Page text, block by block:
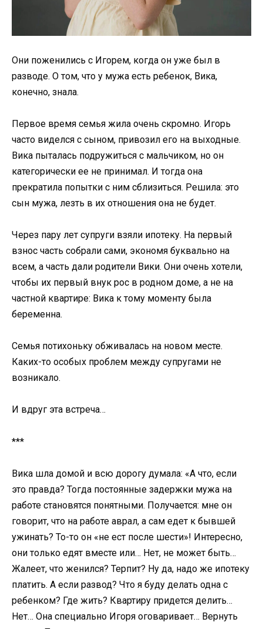
Они поженились с Игорем, когда он уже был в
разводе. О том, что у мужа есть ребенок, Вика,
конечно, знала.
Первое время семья жила очень скромно. Игорь
часто виделся с сыном, привозил его на выходные.
Вика пыталась подружиться с мальчиком, но он
категорически ее не принимал. И тогда она
прекратила попытки с ним сблизиться. Решила: это
сын мужа, лезть в их отношения она не будет.
Через пару лет супруги взяли ипотеку. На первый
взнос часть собрали сами, экономя буквально на
всем, а часть дали родители Вики. Они очень хотели,
чтобы их первый внук рос в родном доме, а не на
частной квартире: Вика к тому моменту была
беременна.
Семья потихоньку обживалась на новом месте.
Каких-то особых проблем между супругами не
возникало.
И вдруг эта встреча…
***
Вика шла домой и всю дорогу думала: «А что, если
это правда? Тогда постоянные задержки мужа на
работе становятся понятными. Получается: мне он
говорит, что на работе аврал, а сам едет к бывшей
ужинать? То-то он «не ест после шести»! Интересно,
они только едят вместе или… Нет, не может быть…
Жалеет, что женился? Терпит? Ну да, надо же ипотеку
платить. А если развод? Что я буду делать одна с
ребенком? Где жить? Квартиру придется делить…
Нет… Она специально Игоря оговаривает… Вернуть